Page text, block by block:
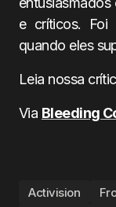
e críticos. Foi
quando eles
Leia nossa
Via Bleeding
Activision